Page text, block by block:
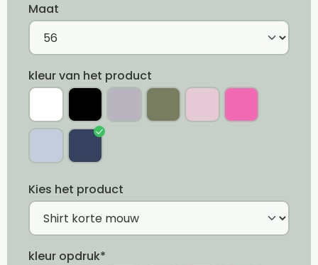
Maat
kleur van het product
Kies het product
kleur opdruk*